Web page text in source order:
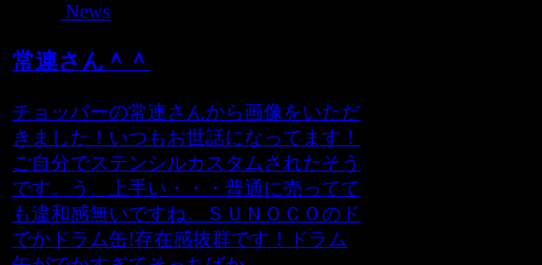
News
常連さん＾＾
チョッパーの常連さんから画像をいただ
きました！いつもお世話になってます！
ご自分でステンシルカスタムされたそう
です。う、上手い・・・普通に売ってて
も違和感無いですね。ＳＵＮＯＣＯのド
でかドラム缶!存在感抜群です！ドラム